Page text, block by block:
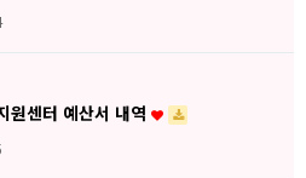
원센터 예산서 내역